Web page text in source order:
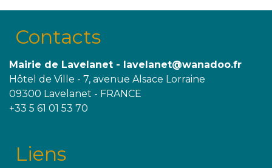
Contacts
Mairie de Lavelanet - lavelanet@wanadoo.fr
Hôtel de Ville - 7, avenue Alsace Lorraine
09300 Lavelanet - FRANCE
+33 5 61 01 53 70
Liens